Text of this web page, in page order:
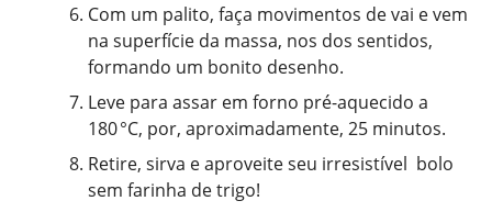
Com um palito, faça movimentos de vai e vem
na superfície da massa, nos dos sentidos,
formando um bonito desenho.
Leve para assar em forno pré-aquecido a
180 °C, por, aproximadamente, 25 minutos.
Retire, sirva e aproveite seu irresistível bolo
sem farinha de trigo!